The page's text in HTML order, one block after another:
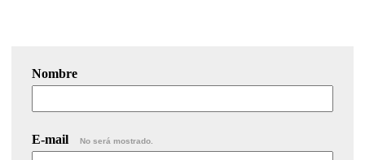
Nombre
E-mail No será mostrado.